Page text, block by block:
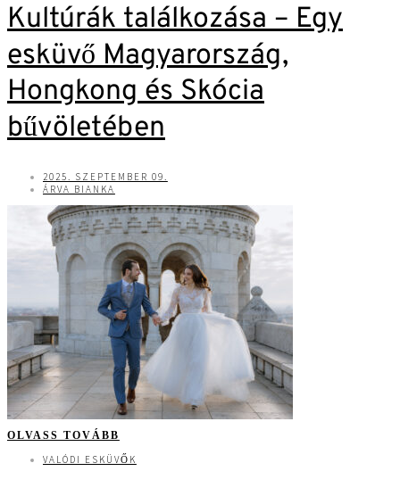
Kultúrák találkozása – Egy
esküvő Magyarország,
Hongkong és Skócia
bűvöletében
2025. SZEPTEMBER 09.
ÁRVA BIANKA
OLVASS TOVÁBB
VALÓDI ESKÜVŐK